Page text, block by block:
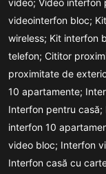
video; Video interfon
videointerfon bloc;
wireless; Kit interfon
telefon; Cititor
proximitate de
10 apartamente;
Interfon pentru casă;
interfon 10
video bloc; Interfon
Interfon casă cu